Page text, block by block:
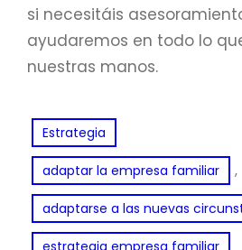
si necesitáis
ayudaremos en todo lo
nuestras manos.
Estrategia
adaptar la empresa familiar ,
adaptarse a las nuevas
estrategia empresa familiar